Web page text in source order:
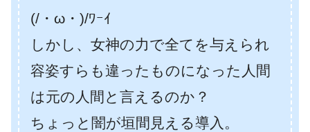
(/・ω・)/ﾜｰｲ
しかし、女神の力で全てを与えられ
容姿すらも違ったものになった人間
は元の人間と言えるのか？
ちょっと闇が垣間見える導入。